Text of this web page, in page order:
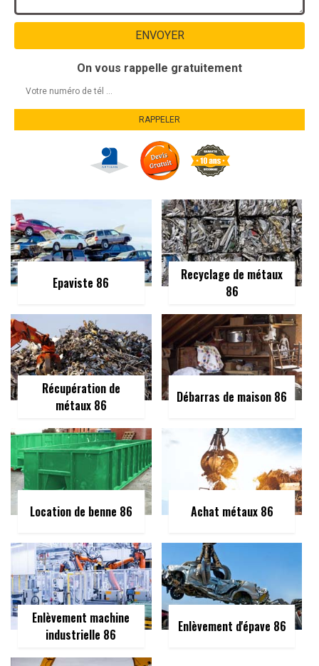
On vous rappelle gratuitement
Epaviste 86
Recyclage de métaux
86
Récupération de
métaux 86
Débarras de maison 86
Location de benne 86 Achat métaux 86
Enlèvement machine
industrielle 86
Enlèvement d'épave 86